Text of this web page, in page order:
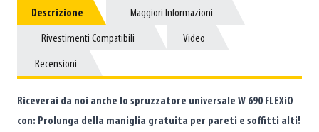
Descrizione
Descrizione Maggiori Informazioni
Maggiori Informazioni
Rivestimenti Compatibili
Rivestimenti Compatibili Video
Video
Recensioni
Recensioni
Riceverai da noi anche lo spruzzatore universale W 690 FLEXiO
con: Prolunga della maniglia gratuita per pareti e soffitti alti!